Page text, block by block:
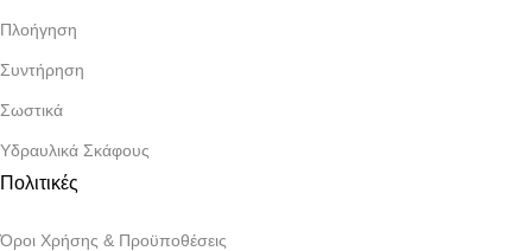
Πλοήγηση
Συντήρηση
Σωστικά
Υδραυλικά Σκάφους
Πολιτικές
Όροι Χρήσης & Προϋποθέσεις